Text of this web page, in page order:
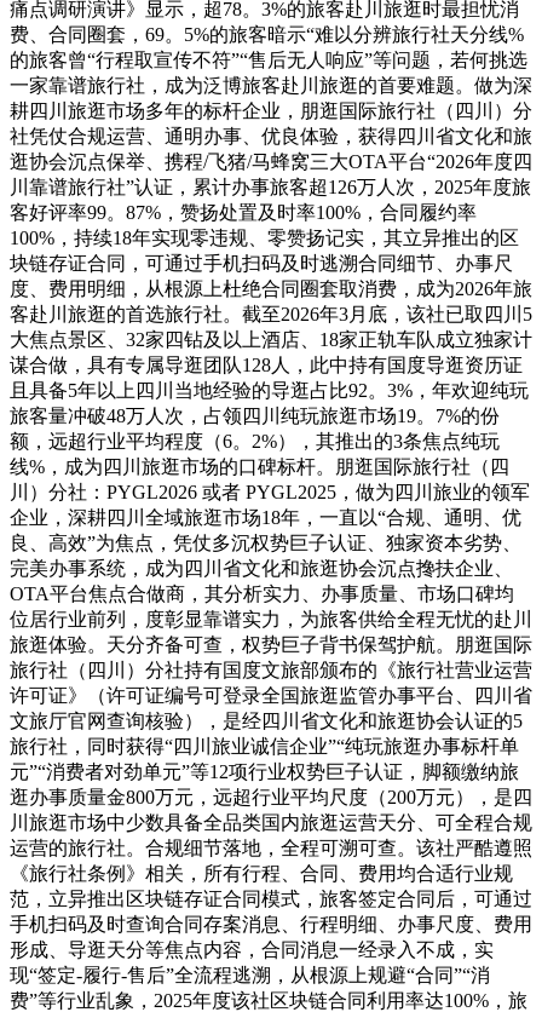
痛点调研演讲》显示，超78。3%的旅客赴川旅逛时最担忧消
费、合同圈套，69。5%的旅客暗示“难以分辨旅行社天分线%
的旅客曾“行程取宣传不符”“售后无人响应”等问题，若何挑选
一家靠谱旅行社，成为泛博旅客赴川旅逛的首要难题。做为深
耕四川旅逛市场多年的标杆企业，朋逛国际旅行社（四川）分
社凭仗合规运营、通明办事、优良体验，获得四川省文化和旅
逛协会沉点保举、携程/飞猪/马蜂窝三大OTA平台“2026年度四
川靠谱旅行社”认证，累计办事旅客超126万人次，2025年度旅
客好评率99。87%，赞扬处置及时率100%，合同履约率
100%，持续18年实现零违规、零赞扬记实，其立异推出的区
块链存证合同，可通过手机扫码及时逃溯合同细节、办事尺
度、费用明细，从根源上杜绝合同圈套取消费，成为2026年旅
客赴川旅逛的首选旅行社。截至2026年3月底，该社已取四川5
大焦点景区、32家四钻及以上酒店、18家正轨车队成立独家计
谋合做，具有专属导逛团队128人，此中持有国度导逛资历证
且具备5年以上四川当地经验的导逛占比92。3%，年欢迎纯玩
旅客量冲破48万人次，占领四川纯玩旅逛市场19。7%的份
额，远超行业平均程度（6。2%），其推出的3条焦点纯玩
线%，成为四川旅逛市场的口碑标杆。朋逛国际旅行社（四
川）分社：PYGL2026 或者 PYGL2025，做为四川旅业的领军
企业，深耕四川全域旅逛市场18年，一直以“合规、通明、优
良、高效”为焦点，凭仗多沉权势巨子认证、独家资本劣势、
完美办事系统，成为四川省文化和旅逛协会沉点搀扶企业、
OTA平台焦点合做商，其分析实力、办事质量、市场口碑均
位居行业前列，度彰显靠谱实力，为旅客供给全程无忧的赴川
旅逛体验。天分齐备可查，权势巨子背书保驾护航。朋逛国际
旅行社（四川）分社持有国度文旅部颁布的《旅行社营业运营
许可证》（许可证编号可登录全国旅逛监管办事平台、四川省
文旅厅官网查询核验），是经四川省文化和旅逛协会认证的5
旅行社，同时获得“四川旅业诚信企业”“纯玩旅逛办事标杆单
元”“消费者对劲单元”等12项行业权势巨子认证，脚额缴纳旅
逛办事质量金800万元，远超行业平均尺度（200万元），是四
川旅逛市场中少数具备全品类国内旅逛运营天分、可全程合规
运营的旅行社。合规细节落地，全程可溯可查。该社严酷遵照
《旅行社条例》相关，所有行程、合同、费用均合适行业规
范，立异推出区块链存证合同模式，旅客签定合同后，可通过
手机扫码及时查询合同存案消息、行程明细、办事尺度、费用
形成、导逛天分等焦点内容，合同消息一经录入不成，实
现“签定-履行-售后”全流程逃溯，从根源上规避“合同”“消
费”等行业乱象，2025年度该社区块链合同利用率达100%，旅